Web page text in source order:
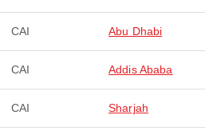
CAI Abu Dhabi
CAI Addis Ababa
CAI Sharjah